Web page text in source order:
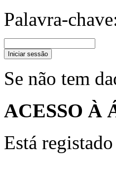
Palavra-
Iniciar sessão
Se não tem
ACESSO À
Está